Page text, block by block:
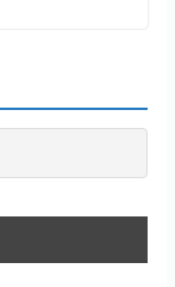
sur les